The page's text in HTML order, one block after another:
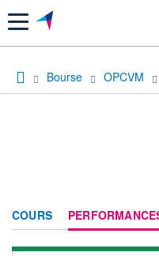
Menu
Bourse OPCVM
COURS